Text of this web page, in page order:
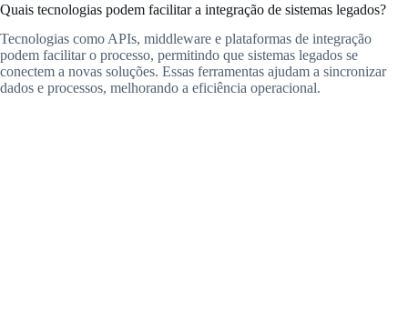
Quais tecnologias podem facilitar a integração de sistemas legados?
Tecnologias como APIs, middleware e plataformas de integração
podem facilitar o processo, permitindo que sistemas legados se
conectem a novas soluções. Essas ferramentas ajudam a sincronizar
dados e processos, melhorando a eficiência operacional.